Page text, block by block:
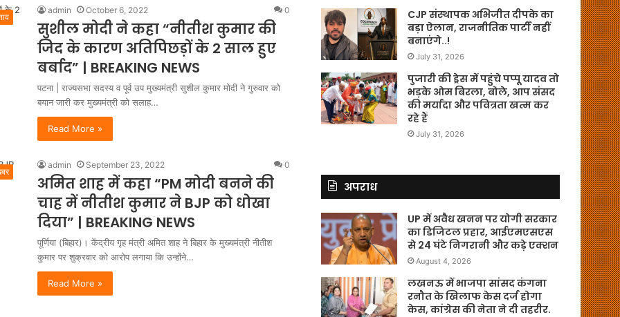
admin October 6, 2022 0
सुशील मोदी ने कहा “नीतीश कुमार की
जिद के कारण अतिपिछड़ों के 2 साल हुए
बर्बाद” | BREAKING NEWS
पटना | राज्यसभा सदस्य व पूर्व उप मुख्यमंत्री सुशील कुमार मोदी ने गुरुवार को
बयान जारी कर मुख्यमंत्री को सलाह…
Read More »
admin September 23, 2022 0
अमित शाह में कहा “PM मोदी बनने की
चाह में नीतीश कुमार ने BJP को धोखा
दिया” | BREAKING NEWS
पूर्णिया (बिहार)। केंद्रीय गृह मंत्री अमित शाह ने बिहार के मुख्यमंत्री नीतीश
कुमार पर शुक्रवार को आरोप लगाया कि उन्होंने…
Read More »
CJP संस्थापक अभिजीत दीपके का
बड़ा ऐलान, राजनीतिक पार्टी नहीं
बनाएंगे..!
July 31, 2026
पुजारी की ड्रेस में पहुंचे पप्पू यादव तो
भड़के ओम बिरला, बोले, आप संसद
की मर्यादा और पवित्रता खत्म कर
रहे हैं
July 31, 2026
अपराध
UP में अवैध खनन पर योगी सरकार
का डिजिटल प्रहार, आईएमएसएस
से 24 घंटे निगरानी और कड़े एक्शन
August 4, 2026
लखनऊ में भाजपा सांसद कंगना
रनौत के खिलाफ केस दर्ज होगा
केस, कांग्रेस की नेता ने दी तहरीर.